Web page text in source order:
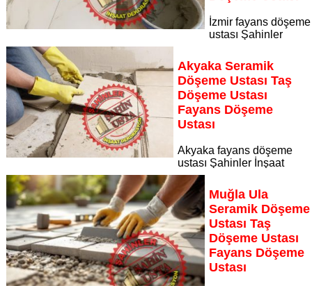
İzmir fayans döşeme
ustası Şahinler
İnşaat Dekorasyon, zeminlerinizi sanat eseri gibi işleyen
uzman kadrosuyla İzmir bölgesine özel hizmet sunuyor İzmir
seramik döşeme ustası taş döşeme ustası fayans döşeme
ustası
Sayfaya Git
Akyaka Seramik
Döşeme Ustası Taş
Döşeme Ustası
Fayans Döşeme
Ustası
Akyaka fayans döşeme
ustası Şahinler İnşaat
Dekorasyon, zeminlerinizi sanat eseri gibi işleyen uzman
kadrosuyla Akyaka bölgesine özel hizmet sunuyor Akyaka
seramik döşeme ustası taş döşeme ustası fayans döşeme
ustası
Sayfaya Git
Muğla Ula
Seramik Döşeme
Ustası Taş
Döşeme Ustası
Fayans Döşeme
Ustası